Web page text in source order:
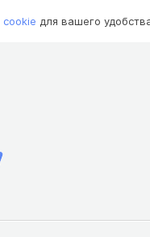
cookie для вашего